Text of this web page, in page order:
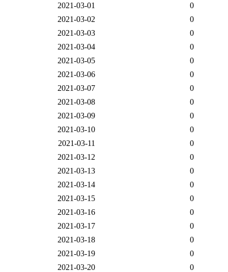
2021-03-01
0
2021-03-02
0
2021-03-03
0
2021-03-04
0
2021-03-05
0
2021-03-06
0
2021-03-07
0
2021-03-08
0
2021-03-09
0
2021-03-10
0
2021-03-11
0
2021-03-12
0
2021-03-13
0
2021-03-14
0
2021-03-15
0
2021-03-16
0
2021-03-17
0
2021-03-18
0
2021-03-19
0
2021-03-20
0